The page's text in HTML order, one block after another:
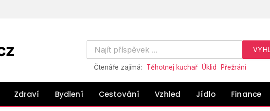
Čtenáře zajímá: Těhotnej kuchař Úklid Přežrání
Zdraví Bydlení Cestování Vzhled Jídlo Finance